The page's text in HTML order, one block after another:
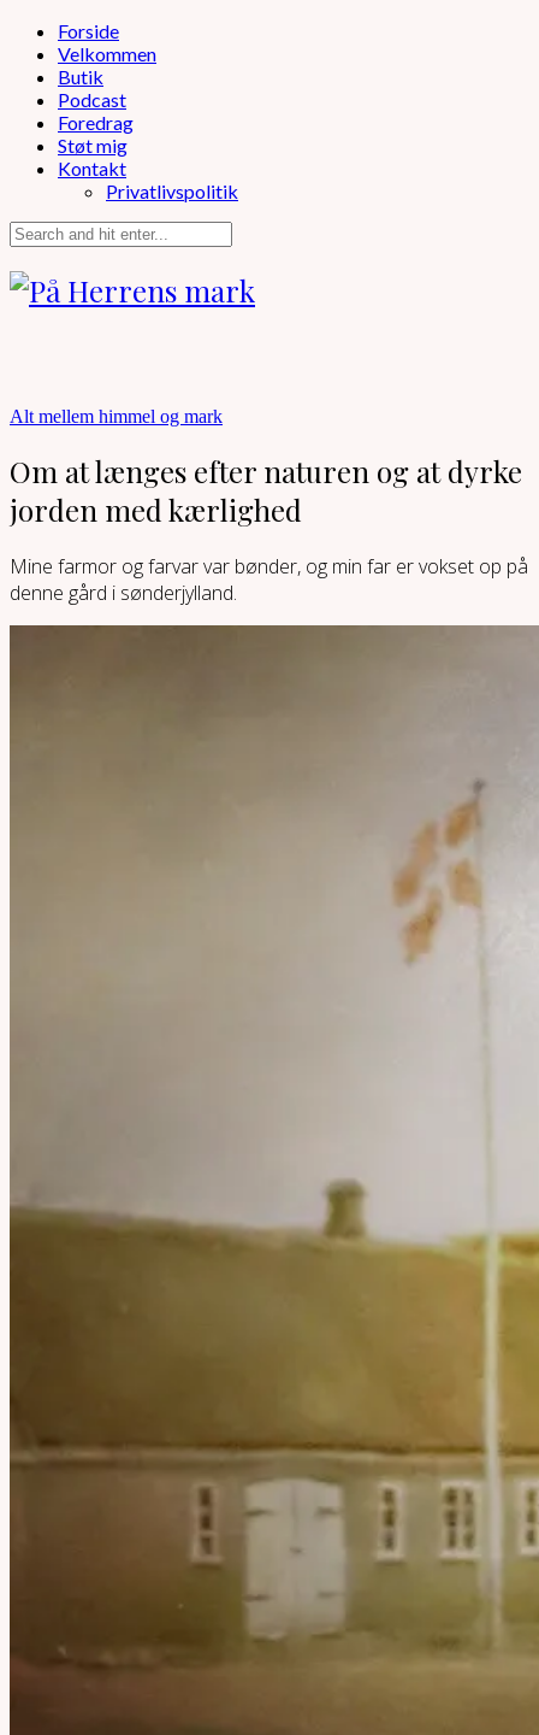
Forside
Velkommen
Butik
Podcast
Foredrag
Støt mig
Kontakt
Privatlivspolitik
Alt mellem himmel og mark
Om at længes efter naturen og at dyrke
jorden med kærlighed
Mine farmor og farvar var bønder, og min far er vokset op på
denne gård i sønderjylland.